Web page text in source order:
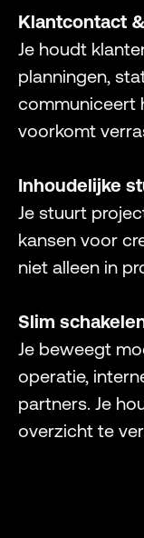
Klantcontact
Je houdt
planningen,
communiceert
voorkomt
Inhoudelijke
Je stuurt
kansen voor
niet alleen in
Slim
Je beweegt
operatie,
partners. Je
overzicht te